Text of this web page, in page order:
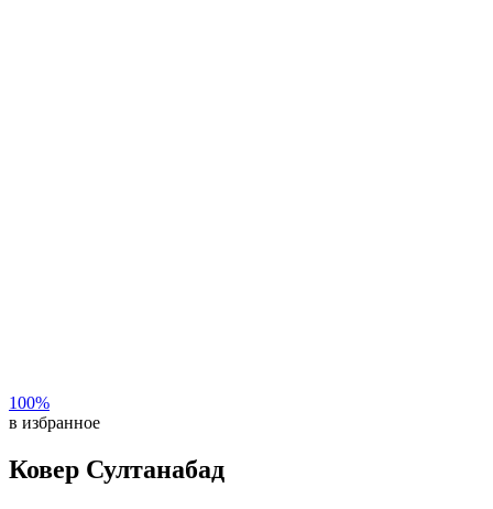
100%
в избранное
Ковер Султанабад